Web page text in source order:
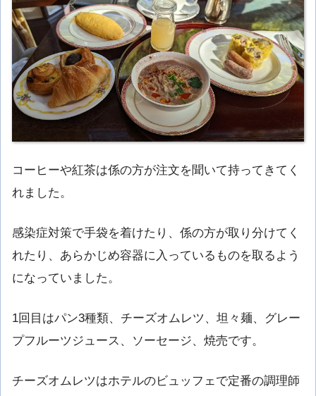
コーヒーや紅茶は係の方が注文を聞いて持ってきてく
れました。
感染症対策で手袋を着けたり、係の方が取り分けてく
れたり、あらかじめ容器に入っているものを取るよう
になっていました。
1回目はパン3種類、チーズオムレツ、坦々麺、グレー
プフルーツジュース、ソーセージ、焼売です。
チーズオムレツはホテルのビュッフェで定番の調理師